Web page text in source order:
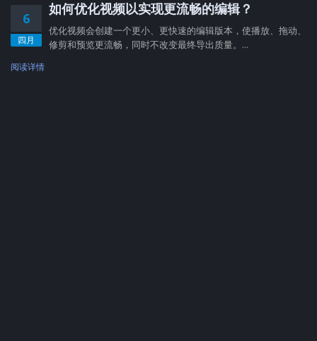
6
四月
如何优化视频以实现更流畅的编辑？
优化视频会创建一个更小、更快速的编辑版本，使播放、拖动、
修剪和预览更流畅，同时不改变最终导出质量。...
阅读详情